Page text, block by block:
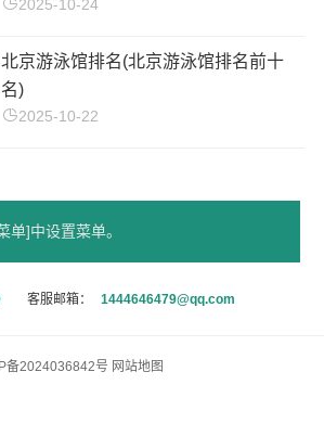
2025-10-24
北京游泳馆排名(北京游泳馆排名前十
名)
2025-10-22
单]中设置菜单。
客服邮箱： 1444646479@qq.com
备2024036842号 网站地图